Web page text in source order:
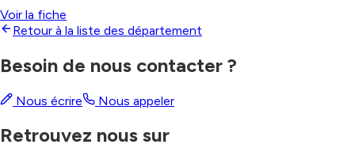
Voir la fiche
Retour à la liste des département
Besoin de nous contacter ?
Nous écrire Nous appeler
Retrouvez nous sur